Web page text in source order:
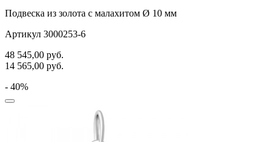
Подвеска из золота с малахитом Ø 10 мм
Артикул 3000253-6
48 545,00 руб.
14 565,00 руб.
- 40%